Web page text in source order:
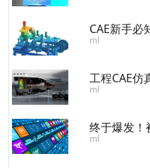
CAE新手必
ml
ml
ml